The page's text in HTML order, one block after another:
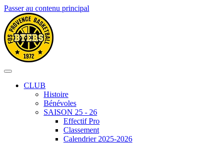
Passer au contenu principal
CLUB
Histoire
Bénévoles
SAISON 25 - 26
Effectif Pro
Classement
Calendrier 2025-2026